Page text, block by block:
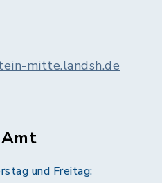
mitte.landsh.de
und Freitag: